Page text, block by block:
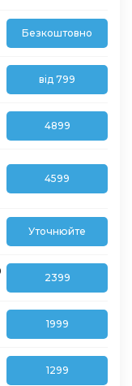
Безкоштовно
від 799
4899
4599
Уточнюйте
2399
1999
1299